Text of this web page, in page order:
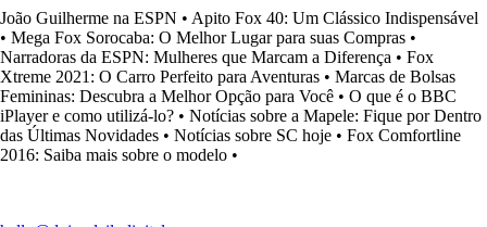
João Guilherme na ESPN • Apito Fox 40: Um Clássico Indispensável
• Mega Fox Sorocaba: O Melhor Lugar para suas Compras •
Narradoras da ESPN: Mulheres que Marcam a Diferença • Fox
Xtreme 2021: O Carro Perfeito para Aventuras • Marcas de Bolsas
Femininas: Descubra a Melhor Opção para Você • O que é o BBC
iPlayer e como utilizá-lo? • Notícias sobre a Mapele: Fique por Dentro
das Últimas Novidades • Notícias sobre SC hoje • Fox Comfortline
2016: Saiba mais sobre o modelo •